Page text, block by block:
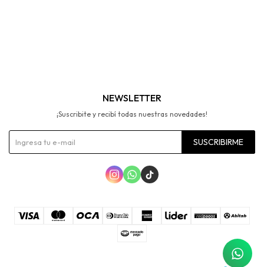
NEWSLETTER
¡Suscribite y recibí todas nuestras novedades!
SUSCRIBIRME
  